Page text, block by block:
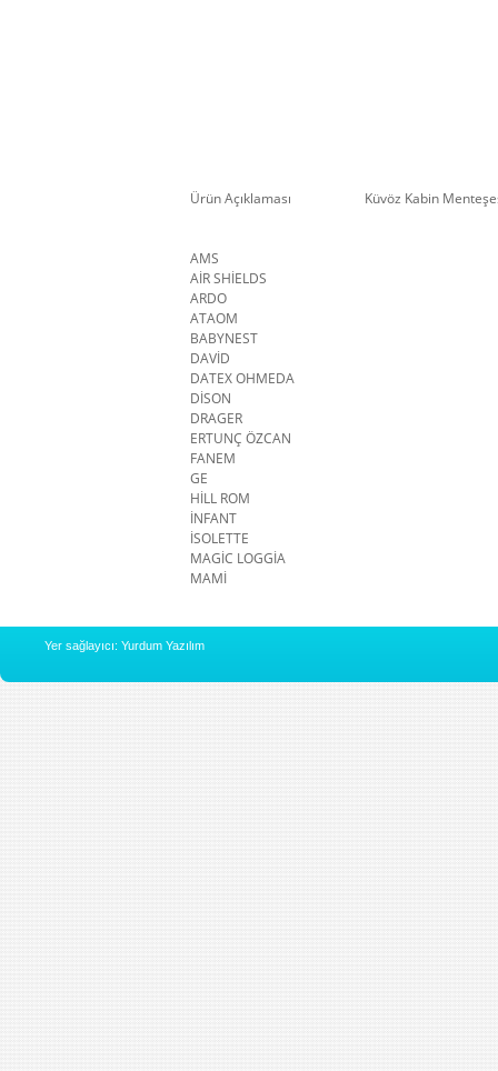
Ürün Açıklaması Küvöz Kabin
AMS
AİR SHİELDS
ARDO
ATAOM
BABYNEST
DAVİD
DATEX OHMEDA
DİSON
DRAGER
ERTUNÇ ÖZCAN
FANEM
GE
HİLL ROM
İNFANT
İSOLETTE
MAGİC LOGGİA
MAMİ
Yer sağlayıcı: Yurdum Yazılım